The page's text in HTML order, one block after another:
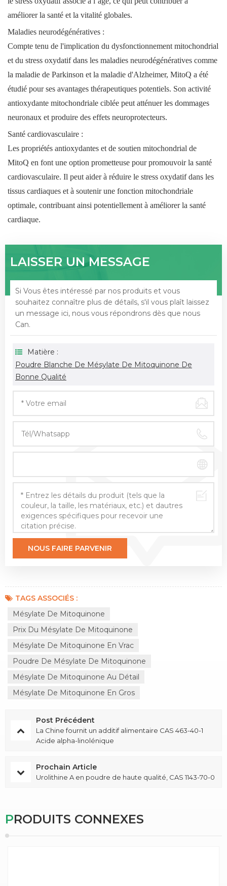
améliorer la santé et la vitalité globales.
Maladies neurodégénératives :
Compte tenu de l'implication du dysfonctionnement mitochondrial
et du stress oxydatif dans les maladies neurodégénératives comme
la maladie de Parkinson et la maladie d'Alzheimer, MitoQ a été
étudié pour ses avantages thérapeutiques potentiels. Son activité
antioxydante mitochondriale ciblée peut atténuer les dommages
neuronaux et produire des effets neuroprotecteurs.
Santé cardiovasculaire :
Les propriétés antioxydantes et de soutien mitochondrial de
MitoQ en font une option prometteuse pour promouvoir la santé
cardiovasculaire. Il peut aider à réduire le stress oxydatif dans les
tissus cardiaques et à soutenir une fonction mitochondriale
optimale, contribuant ainsi potentiellement à améliorer la santé
cardiaque.
LAISSER UN MESSAGE
Si Vous êtes intéressé par nos produits et vous
souhaitez connaître plus de détails, s'il vous plaît laissez
un message ici, nous vous répondrons dès que nous
Can.
Matière :
Poudre Blanche De Mésylate De Mitoquinone De
Bonne Qualité
TAGS ASSOCIÉS :
Mésylate De Mitoquinone
Prix ​​​​du Mésylate De Mitoquinone
Mésylate De Mitoquinone En Vrac
Poudre De Mésylate De Mitoquinone
Mésylate De Mitoquinone Au Détail
Mésylate De Mitoquinone En Gros
Post Précédent
La Chine fournit un additif alimentaire CAS 463-40-1
Acide alpha-linolénique
Prochain Article
Urolithine A en poudre de haute qualité, CAS 1143-70-0
PRODUITS CONNEXES